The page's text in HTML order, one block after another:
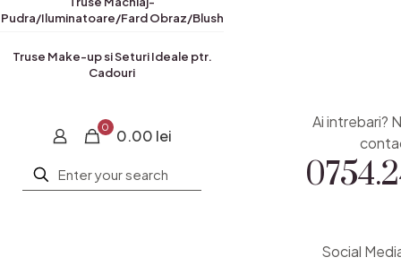
Pudra/Iluminatoare/Fard Obraz/Blush
Truse Make-up si Seturi Ideale ptr.
Cadouri
0 0.00 lei
Ai intrebari?
Social